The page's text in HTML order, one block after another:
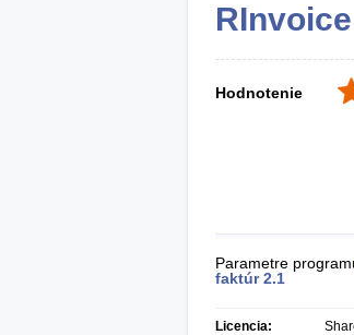
Hodnotenie
Parametre
faktúr 2.1
Licencia: